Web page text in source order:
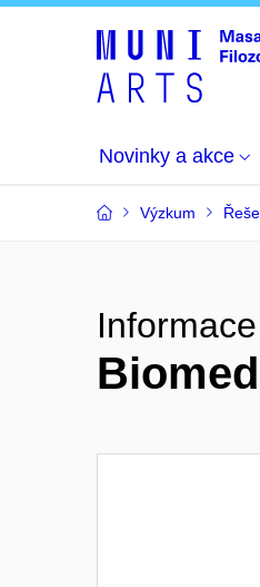
Novinky a akce
Výzkum